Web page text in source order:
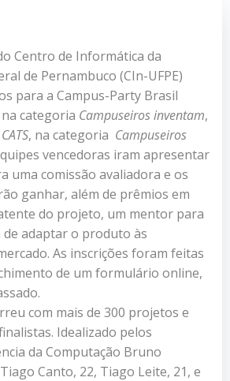
Centro de Informática da
de Pernambuco (CIn-UFPE)
para a Campus-Party Brasil
na categoria Campuseiros inventam,
CATS, na categoria Campuseiros
vencedoras iram apresentar
uma comissão avaliadora e os
ganhar, além de prêmios em
do projeto, um mentor para
adaptar o produto às
As inscrições foram feitas
de um formulário online,
com mais de 300 projetos e
Idealizado pelos
da Computação Bruno
Canto, 22, Tiago Leite, 21, e